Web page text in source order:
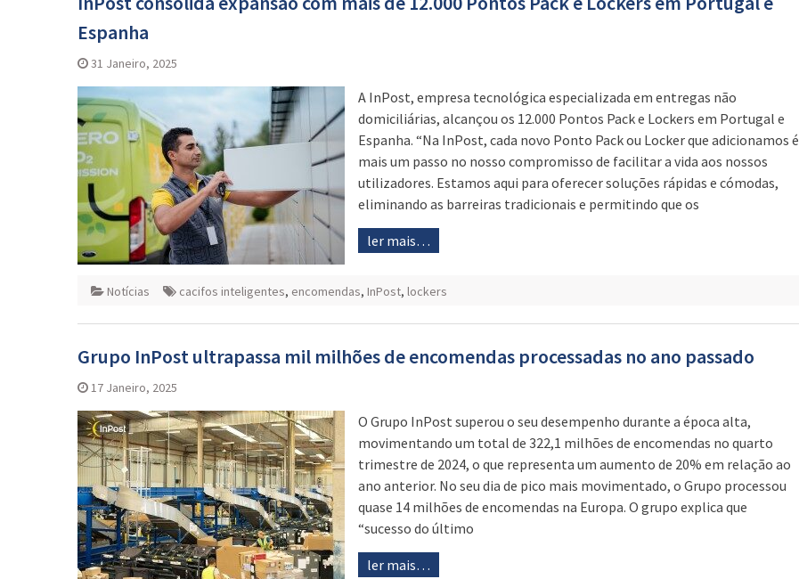
Espanha
31 Janeiro, 2025
A InPost, empresa tecnológica especializada em entregas não
domiciliárias, alcançou os 12.000 Pontos Pack e Lockers em Portugal e
Espanha. “Na InPost, cada novo Ponto Pack ou Locker que adicionamos é
mais um passo no nosso compromisso de facilitar a vida aos nossos
utilizadores. Estamos aqui para oferecer soluções rápidas e cómodas,
eliminando as barreiras tradicionais e permitindo que os
ler mais…
Notícias cacifos inteligentes, encomendas, InPost, lockers
Grupo InPost ultrapassa mil milhões de encomendas processadas no ano passado
17 Janeiro, 2025
O Grupo InPost superou o seu desempenho durante a época alta,
movimentando um total de 322,1 milhões de encomendas no quarto
trimestre de 2024, o que representa um aumento de 20% em relação ao
ano anterior. No seu dia de pico mais movimentado, o Grupo processou
quase 14 milhões de encomendas na Europa. O grupo explica que
“sucesso do último
ler mais…